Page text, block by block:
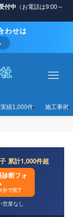
付中 （お電話は9:00～
わせは
績1,000件 施工事例
累計1,000件超
診断フォ
1分で完了
営業なし